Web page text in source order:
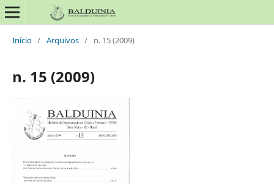
Início / Arquivos / n. 15 (2009)
n. 15 (2009)